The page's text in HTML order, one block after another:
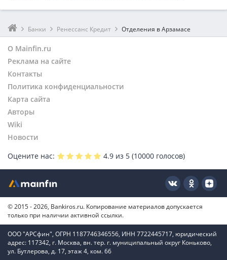
Банки Ренессанс Кредит Отделения в Арзамасе
О Mainfin.ru
Реклама на сайте
Контакты
Политика конфиденциальности
Карта сайта
Авторы
Wiki
Новости
Оцените нас:
4.9 из 5 (10000 голосов)
© 2015 - 2026, Bankiros.ru. Копирование материалов допускается
только при наличии активной ссылки.
ООО "АРСфин", ОГРН 1187746346556, ИНН 7722445717, юридический
адрес: 117342, г. Москва, вн. тер. г. муниципальный округ Коньково,
ул. Бутлерова, д. 17, этаж 4, ком. 66